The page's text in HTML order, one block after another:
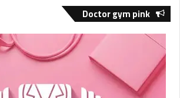
Doctor gym pink